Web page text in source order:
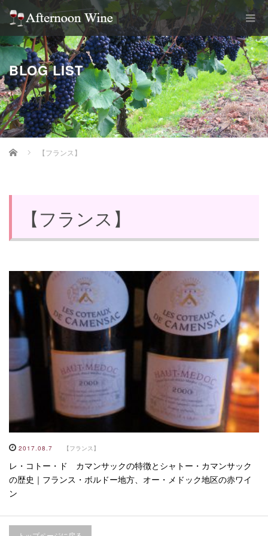
BLOG LIST
Home 【フランス】
【フランス】
2017.08.7 【フランス】
レ・コトー・ド カマンサックの特徴とシャトー・カマンサック
の歴史｜フランス・ボルドー地方、オー・メドック地区の赤ワイ
ン